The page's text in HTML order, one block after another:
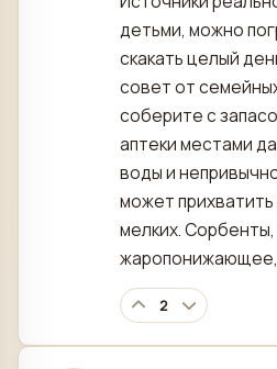
детьми, можно
скакать целый
совет от
соберите с
аптеки местами
воды и
может прихватить
мелких. Сорбенты,
жаропонижающее,
2